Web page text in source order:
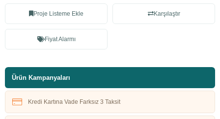
Proje Listeme Ekle Karşılaştır
Fiyat Alarmı
Ürün Kampanyaları
Kredi Kartına Vade Farksız 3 Taksit